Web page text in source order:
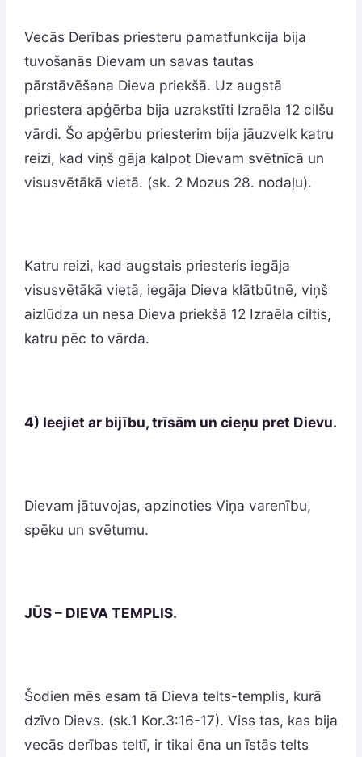
Vecās Derības priesteru pamatfunkcija bija
tuvošanās Dievam un savas tautas
pārstāvēšana Dieva priekšā. Uz augstā
priestera apģērba bija uzrakstīti Izraēla 12 cilšu
vārdi. Šo apģērbu priesterim bija jāuzvelk katru
reizi, kad viņš gāja kalpot Dievam svētnīcā un
visusvētākā vietā. (sk. 2 Mozus 28. nodaļu).
Katru reizi, kad augstais priesteris iegāja
visusvētākā vietā, iegāja Dieva klātbūtnē, viņš
aizlūdza un nesa Dieva priekšā 12 Izraēla ciltis,
katru pēc to vārda.
4) Ieejiet ar bijību, trīsām un cieņu pret Dievu.
Dievam jātuvojas, apzinoties Viņa varenību,
spēku un svētumu.
JŪS – DIEVA TEMPLIS.
Šodien mēs esam tā Dieva telts-templis, kurā
dzīvo Dievs. (sk.1 Коr.3:16-17). Viss tas, kas bija
vecās derības teltī, ir tikai ēna un īstās telts